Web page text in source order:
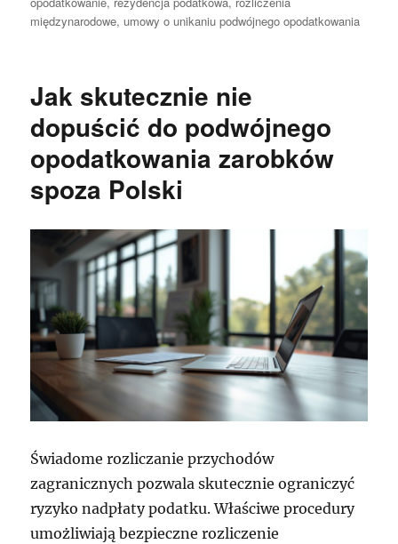
międzynarodowe, umowy o unikaniu podwójnego opodatkowania
Jak skutecznie nie
dopuścić do podwójnego
opodatkowania zarobków
spoza Polski
Świadome rozliczanie przychodów
zagranicznych pozwala skutecznie ograniczyć
ryzyko nadpłaty podatku. Właściwe procedury
umożliwiają bezpieczne rozliczenie